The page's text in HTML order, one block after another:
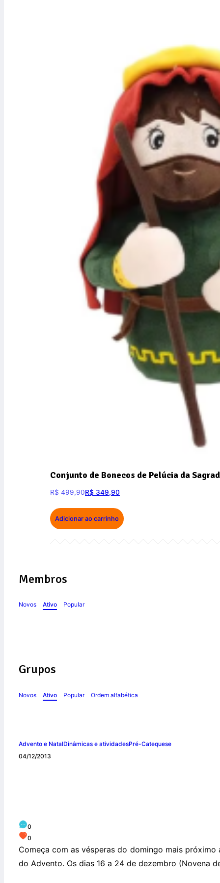
Conjunto de Bonecos de Pelúcia da
R$499,90R$ 349,90
Adicionar ao carrinho
Membros
Novos Ativo Popular
Grupos
Novos Ativo Popular Ordem alfabética
Advento e NatalDinâmicas e atividadesPré-Catequese
04/12/2013
0
0
Começa com as vésperas do domingo mais
do Advento. Os dias 16 a 24 de dezembro (Novena